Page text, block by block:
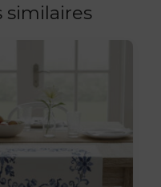
similaires